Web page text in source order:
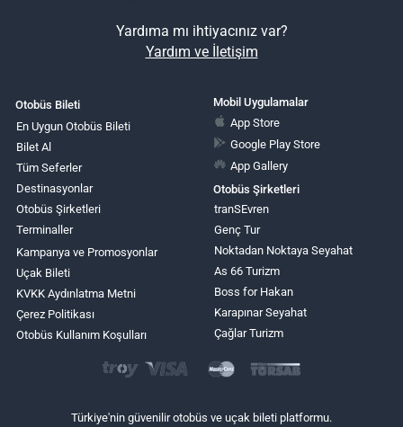
Yardıma mı ihtiyacınız var?
Yardım ve İletişim
Otobüs Bileti
En Uygun Otobüs Bileti
Bilet Al
Tüm Seferler
Destinasyonlar
Otobüs Şirketleri
Terminaller
Kampanya ve Promosyonlar
Uçak Bileti
KVKK Aydınlatma Metni
Çerez Politikası
Otobüs Kullanım Koşulları
Mobil Uygulamalar
App Store
Google Play Store
App Gallery
Otobüs Şirketleri
tranSEvren
Genç Tur
Noktadan Noktaya Seyahat
As 66 Turizm
Boss for Hakan
Karapınar Seyahat
Çağlar Turizm
Türkiye'nin güvenilir otobüs ve uçak bileti platformu.